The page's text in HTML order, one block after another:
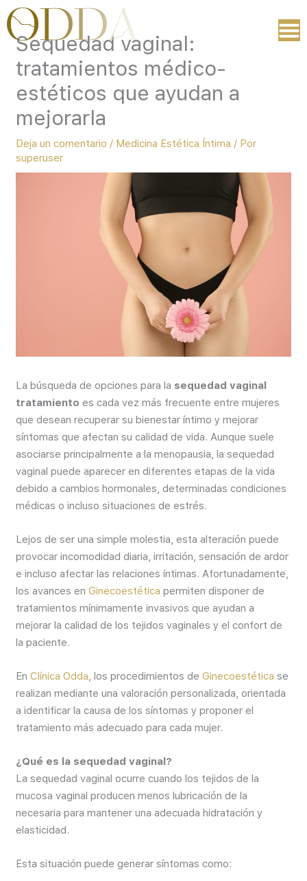
contenido
Sequedad vaginal:
tratamientos médico-
estéticos que ayudan a
mejorarla
Deja un comentario / Medicina Estética Íntima / Por
superuser
La búsqueda de opciones para la sequedad vaginal
tratamiento es cada vez más frecuente entre mujeres
que desean recuperar su bienestar íntimo y mejorar
síntomas que afectan su calidad de vida. Aunque suele
asociarse principalmente a la menopausia, la sequedad
vaginal puede aparecer en diferentes etapas de la vida
debido a cambios hormonales, determinadas condiciones
médicas o incluso situaciones de estrés.
Lejos de ser una simple molestia, esta alteración puede
provocar incomodidad diaria, irritación, sensación de ardor
e incluso afectar las relaciones íntimas. Afortunadamente,
los avances enGinecoestética permiten disponer de
tratamientos mínimamente invasivos que ayudan a
mejorar la calidad de los tejidos vaginales y el confort de
la paciente.
EnClínica Odda, los procedimientos deGinecoestética se
realizan mediante una valoración personalizada, orientada
a identificar la causa de los síntomas y proponer el
tratamiento más adecuado para cada mujer.
¿Qué es la sequedad vaginal?
La sequedad vaginal ocurre cuando los tejidos de la
mucosa vaginal producen menos lubricación de la
necesaria para mantener una adecuada hidratación y
elasticidad.
Esta situación puede generar síntomas como: